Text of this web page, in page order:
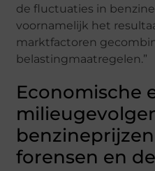
de fluctuaties in
voornamelijk het
marktfactoren
belastingmaatregelen.”
Economische
forensen en